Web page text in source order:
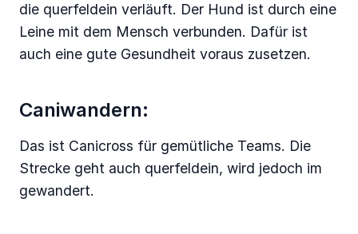
die querfeldein verläuft. Der Hund ist durch eine
Leine mit dem Mensch verbunden. Dafür ist
auch eine gute Gesundheit voraus zusetzen.
Caniwandern:
Das ist Canicross für gemütliche Teams. Die
Strecke geht auch querfeldein, wird jedoch im
gewandert.